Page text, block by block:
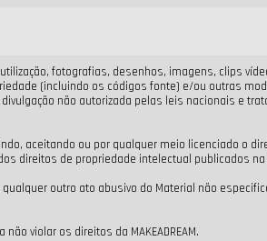
fotografias, desenhos, imagens, clips
(incluindo os códigos fonte) e/ou outras
não autorizada pelas leis nacionais e
aceitando ou por qualquer meio licenciado o
direitos de propriedade intelectual publicados na
outro ato abusivo do Material não
violar os direitos da MAKEADREAM.